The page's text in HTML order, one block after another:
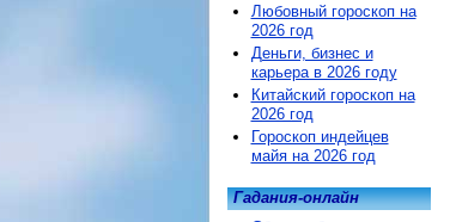
Любовный гороскоп на
2026 год
Деньги, бизнес и
карьера в 2026 году
Китайский гороскоп на
2026 год
Гороскоп индейцев
майя на 2026 год
Гадания-онлайн